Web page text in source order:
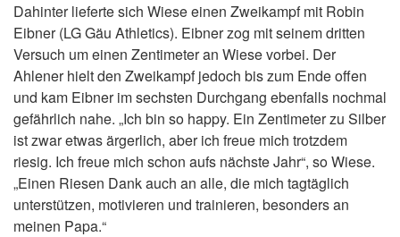
Dahinter lieferte sich Wiese einen Zweikampf mit Robin
Eibner (LG Gäu Athletics). Eibner zog mit seinem dritten
Versuch um einen Zentimeter an Wiese vorbei. Der
Ahlener hielt den Zweikampf jedoch bis zum Ende offen
und kam Eibner im sechsten Durchgang ebenfalls nochmal
gefährlich nahe. „Ich bin so happy. Ein Zentimeter zu Silber
ist zwar etwas ärgerlich, aber ich freue mich trotzdem
riesig. Ich freue mich schon aufs nächste Jahr“, so Wiese.
„Einen Riesen Dank auch an alle, die mich tagtäglich
unterstützen, motivieren und trainieren, besonders an
meinen Papa.“